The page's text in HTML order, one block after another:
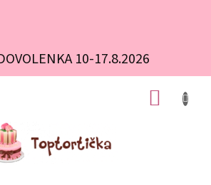
10-17.8.2026